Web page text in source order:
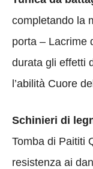
completando la
porta – Lacrime
durata gli effetti
l’abilità Cuore
Schinieri di
Tomba di Paititi
resistenza ai